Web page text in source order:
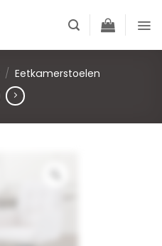
/ Eetkamerstoelen